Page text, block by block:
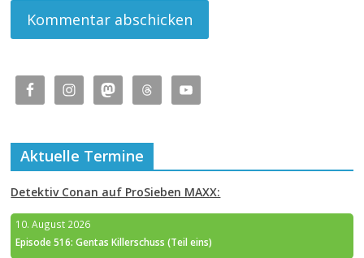
Aktuelle Termine
Detektiv Conan auf ProSieben MAXX:
10. August 2026
Episode 516: Gentas Killerschuss (Teil eins)